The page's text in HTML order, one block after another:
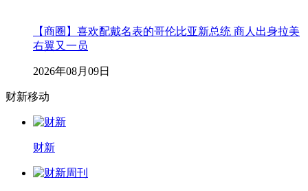
【商圈】喜欢配戴名表的哥伦比亚新总统 商人出身拉美
右翼又一员
2026年08月09日
财新移动
财新